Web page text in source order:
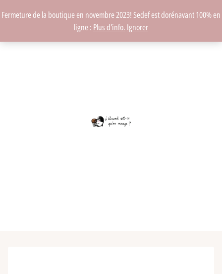
Fermeture de la boutique en novembre 2023! Sedef est dorénavant 100% en
ligne : Plus d'info. Ignorer